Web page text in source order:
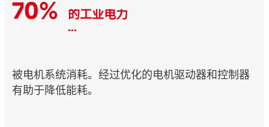
70% 的工业电力
...
被电机系统消耗。经过优化的电机驱动器和控制器
有助于降低能耗。